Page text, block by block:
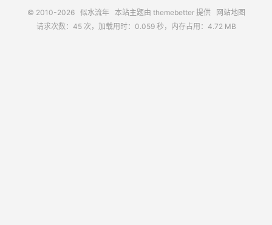
© 2010-2026 似水流年本站主题由 themebetter提供
网站地图
请求次数：45 次，加载用时：0.059 秒，内存占用：4.72 MB